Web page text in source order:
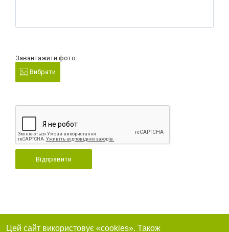
Завантажити фото:
Вибрати
Відправити
Цей сайт використовує «cookies». Також